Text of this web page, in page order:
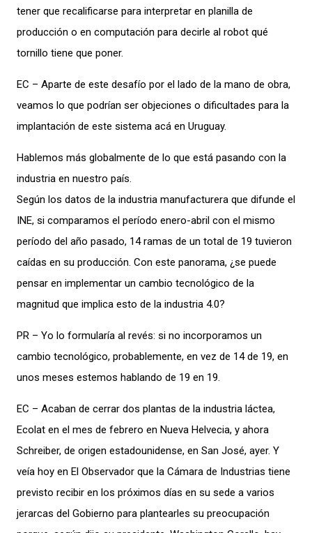
tener que recalificarse para interpretar en planilla de
producción o en computación para decirle al robot qué
tornillo tiene que poner.
EC – Aparte de este desafío por el lado de la mano de obra,
veamos lo que podrían ser objeciones o dificultades para la
implantación de este sistema acá en Uruguay.
Hablemos más globalmente de lo que está pasando con la
industria en nuestro país.
Según los datos de la industria manufacturera que difunde el
INE, si comparamos el período enero-abril con el mismo
período del año pasado, 14 ramas de un total de 19 tuvieron
caídas en su producción. Con este panorama, ¿se puede
pensar en implementar un cambio tecnológico de la
magnitud que implica esto de la industria 4.0?
PR – Yo lo formularía al revés: si no incorporamos un
cambio tecnológico, probablemente, en vez de 14 de 19, en
unos meses estemos hablando de 19 en 19.
EC – Acaban de cerrar dos plantas de la industria láctea,
Ecolat en el mes de febrero en Nueva Helvecia, y ahora
Schreiber, de origen estadounidense, en San José, ayer. Y
veía hoy en El Observador que la Cámara de Industrias tiene
previsto recibir en los próximos días en su sede a varios
jerarcas del Gobierno para plantearles su preocupación